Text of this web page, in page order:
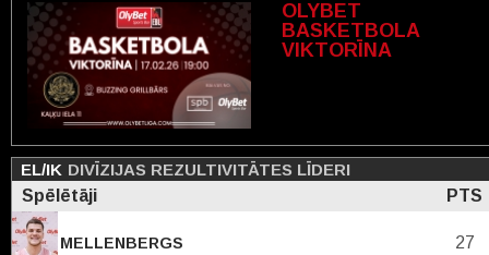
OLYBET
BASKETBOLA
VIKTORĪNA
EL/IK DIVĪZIJAS REZULTIVITĀTES LĪDERI
Spēlētāji
PTS
MELLENBERGS 27